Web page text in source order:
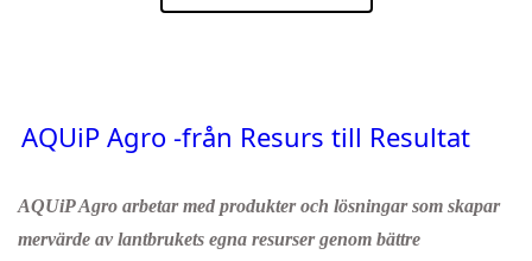
AQUiP Agro -från Resurs till Resultat
AQUiP Agro arbetar med produkter och lösningar som skapar
mervärde av lantbrukets egna resurser genom bättre